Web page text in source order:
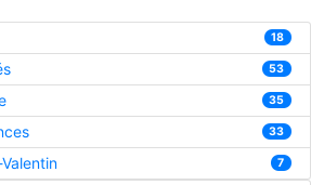
18
53
35
33
7